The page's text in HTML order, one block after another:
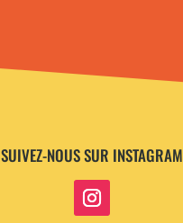
SUIVEZ-NOUS SUR INSTAGRAM